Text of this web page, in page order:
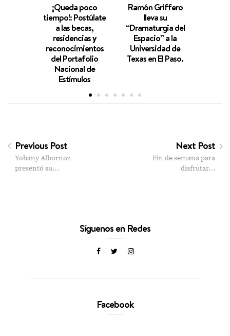
¡Queda poco
tiempo!: Postúlate
a las becas,
residencias y
reconocimientos
del Portafolio
Nacional de
Estímulos
Ramón Griffero
lleva su
“Dramaturgia del
Espacio” a la
Universidad de
Texas en El Paso.
Previous Post
Yohany Albornoz
presentó su…
Next Post
Fin de semana para
disfrutar…
Síguenos en Redes
Facebook